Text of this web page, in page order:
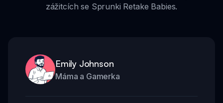
zážitcích se Sprunki Retake Babies.
Emily Johnson
Máma a Gamerka